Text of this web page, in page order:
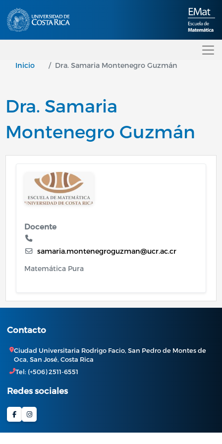
Inicio Dra. Samaria Montenegro Guzmán
Dra. Samaria
Montenegro Guzmán
Image
Docente
samaria.montenegroguzman@ucr.ac.cr
Matemática Pura
Contacto
Ciudad Universitaria Rodrigo Facio, San Pedro de Montes de
Oca, San José, Costa Rica
Tel: (+506) 2511-6551
Redes sociales